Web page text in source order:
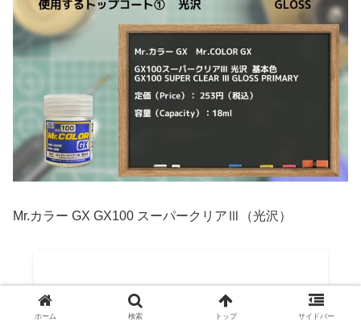
Mr.カラー GX GX100 スーパークリアⅢ（光沢）
ホーム 検索 トップ サイドバー